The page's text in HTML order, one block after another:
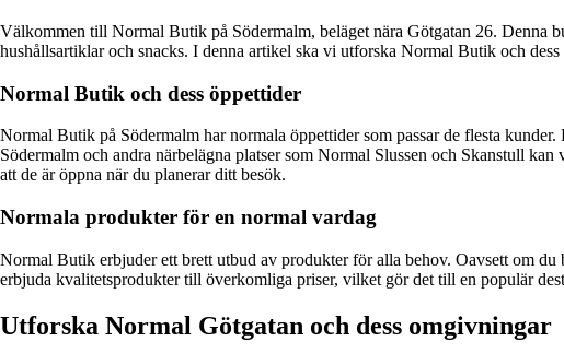
Välkommen till Normal Butik på Södermalm, beläget nära Götgatan 26. Denna
hushållsartiklar och snacks. I denna artikel ska vi utforska Normal Butik och
Normal Butik och dess öppettider
Normal Butik på Södermalm har normala öppettider som passar de flesta
Södermalm och andra närbelägna platser som Normal Slussen och Skanstull
att de är öppna när du planerar ditt besök.
Normala produkter för en normal vardag
Normal Butik erbjuder ett brett utbud av produkter för alla behov. Oavsett om
erbjuda kvalitetsprodukter till överkomliga priser, vilket gör det till en populär
Utforska Normal Götgatan och dess omgivningar